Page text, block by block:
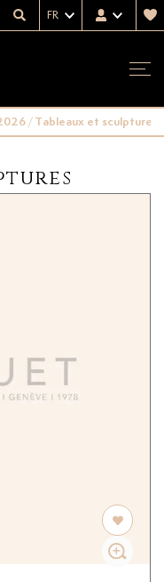
FR
/Tableaux et sculptures